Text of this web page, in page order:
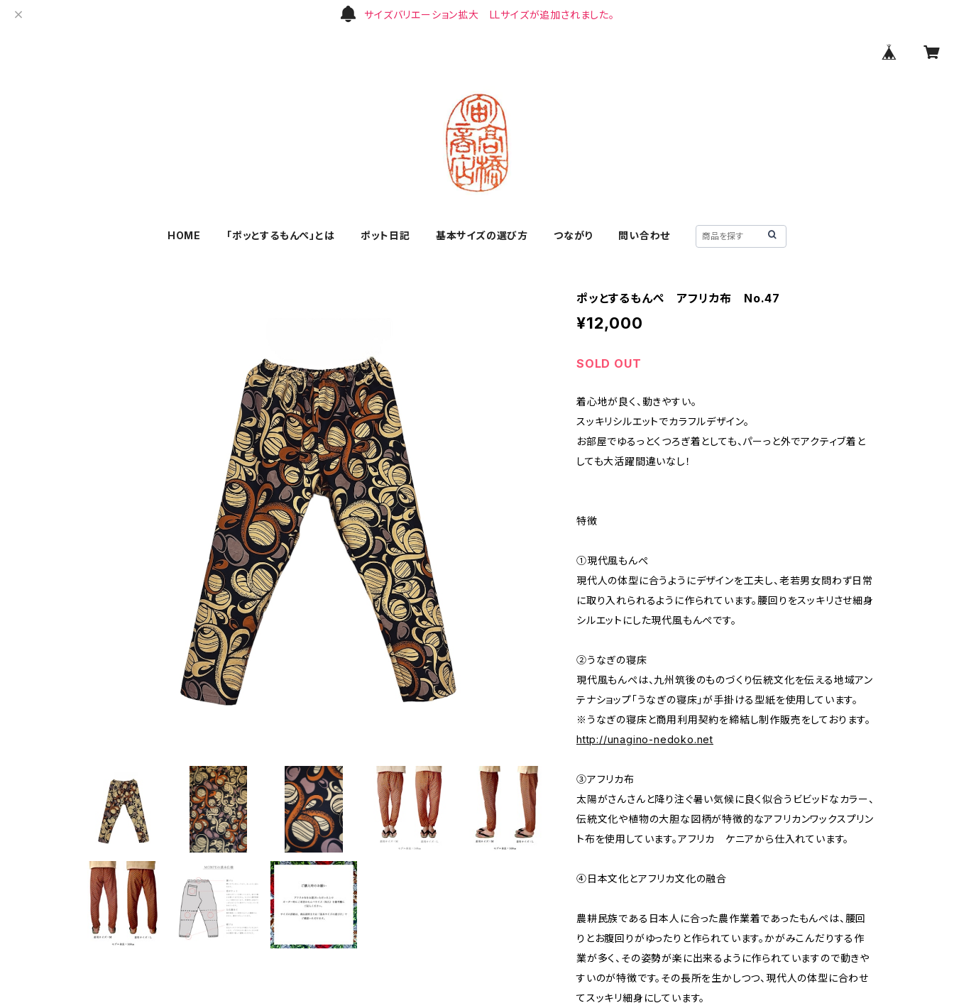
サイズバリエーション拡大 LLサイズが追加されました。
HOME 「ポッとするもんぺ」とは ポット日記 基本サイズの選び方 つながり 問い合わせ
ポッとするもんぺ アフリカ布 No.47
¥12,000
SOLD OUT
着心地が良く、動きやすい。
スッキリシルエットでカラフルデザイン。
お部屋でゆるっとくつろぎ着としても、パーっと外でアクティブ着と
しても大活躍間違いなし！
特徴
①現代風もんぺ
現代人の体型に合うようにデザインを工夫し、老若男女問わず日常
に取り入れられるように作られています。腰回りをスッキリさせ細身
シルエットにした現代風もんぺです。
②うなぎの寝床
現代風もんぺは、九州筑後のものづくり伝統文化を伝える地域アン
テナショップ「うなぎの寝床」が手掛ける型紙を使用しています。
※うなぎの寝床と商用利用契約を締結し制作販売をしております。
http://unagino-nedoko.net
③アフリカ布
太陽がさんさんと降り注ぐ暑い気候に良く似合うビビッドなカラー、
伝統文化や植物の大胆な図柄が特徴的なアフリカンワックスプリン
ト布を使用しています。アフリカ ケニアから仕入れています。
④日本文化とアフリカ文化の融合
農耕民族である日本人に合った農作業着であったもんぺは、腰回
りとお腹回りがゆったりと作られています。かがみこんだりする作
業が多く、その姿勢が楽に出来るように作られていますので動きや
すいのが特徴です。その長所を生かしつつ、現代人の体型に合わせ
てスッキリ細身にしています。